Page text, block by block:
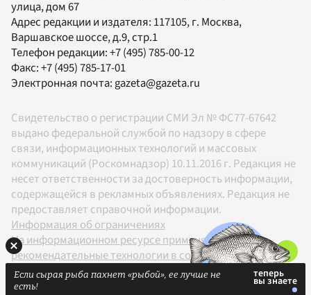
улица, дом 67
Адрес редакции и издателя: 117105, г. Москва,
Варшавское шоссе, д.9, стр.1
Телефон редакции:+7 (495) 785-00-12
Факс:+7 (495) 785-17-01
Электронная почта: gazeta@gazeta.ru
Свидетельство о регистрации СМИ Эл № ФС77-67642
выдано федеральной службой по надзору в сфере
связи, информационных технологий и массовых
коммуникаций (Роскомнадзор) 10.11.2016 г. Редакция не
несет ответственности за достоверность информации,
содержащейся в рекламных объявлениях. Редакция не
предоставляет справочной информации.
Информация об ограничениях
На информационном ресурсе применяются
рекомендательные технологии в соответствии с
Правилами
Если сырая рыба пахнет «рыбой», ее лучше не
есть!